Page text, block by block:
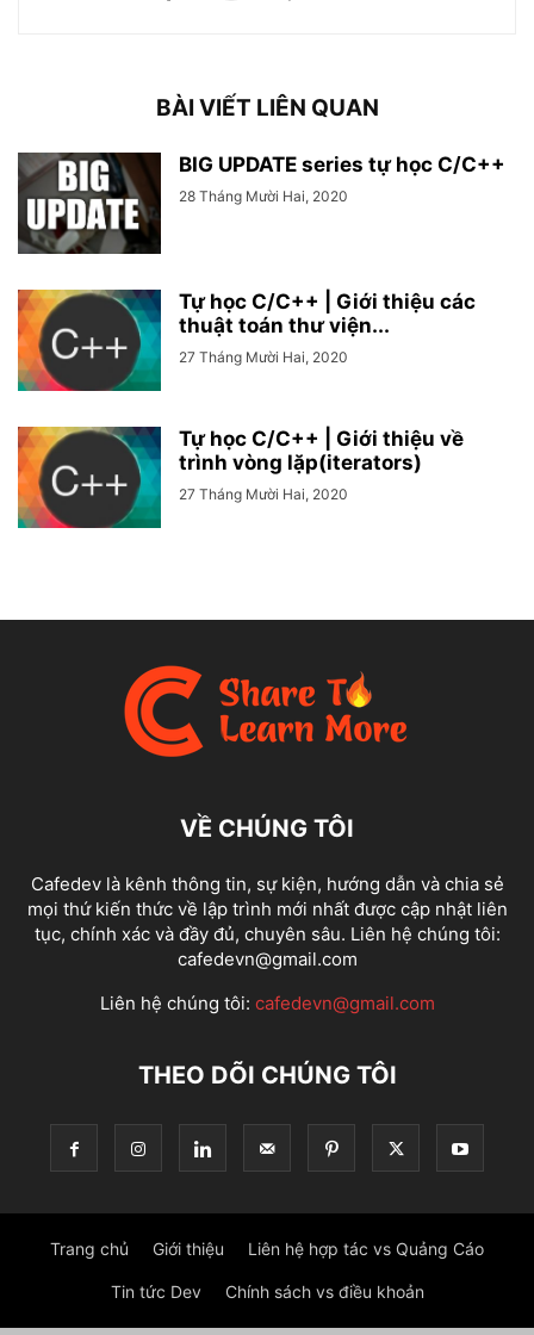
BÀI VIẾT LIÊN QUAN
BIG UPDATE series tự học C/C++
28 Tháng Mười Hai, 2020
Tự học C/C++ | Giới thiệu các
thuật toán thư viện...
27 Tháng Mười Hai, 2020
Tự học C/C++ | Giới thiệu về
trình vòng lặp(iterators)
27 Tháng Mười Hai, 2020
VỀ CHÚNG TÔI
Cafedev là kênh thông tin, sự kiện, hướng dẫn và chia sẻ
mọi thứ kiến thức về lập trình mới nhất được cập nhật liên
tục, chính xác và đầy đủ, chuyên sâu. Liên hệ chúng tôi:
cafedevn@gmail.com
Liên hệ chúng tôi: cafedevn@gmail.com
THEO DÕI CHÚNG TÔI
Trang chủ Giới thiệu Liên hệ hợp tác vs Quảng Cáo
Tin tức Dev Chính sách vs điều khoản